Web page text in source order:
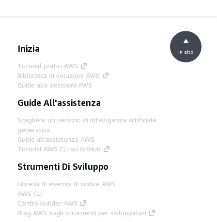
Inizia
Tutorial pratici AWS
Biblioteca di soluzioni AWS
Guide alle decisioni AWS
Guide All'assistenza
Scegliere un servizio di intelligenza artificiale
generativa
Guide all'assistenza AWS
Tutorial AWS CLI su GitHub
Strumenti Di Sviluppo
Libreria di esempi di codice AWS
AWS CLI
Centro builder AWS
Blog AWS sugli strumenti per sviluppatori
in alto